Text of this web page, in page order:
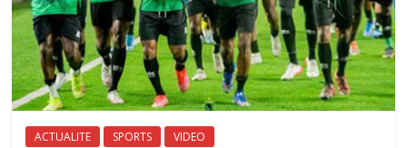
ACTUALITE SPORTS VIDEO